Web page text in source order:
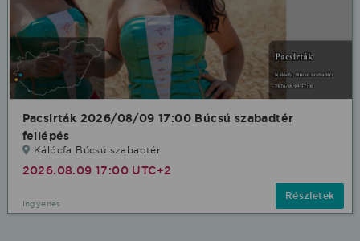
Pacsirták 2026/08/09 17:00 Búcsú szabadtér
fellépés
Kálócfa Búcsú szabadtér
2026.08.09 17:00 UTC+2
Ingyenes
Részletek